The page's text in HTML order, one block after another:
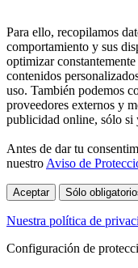
Para ello, recopilamos
comportamiento y sus
optimizar
contenidos
uso. También podemos
proveedores externos y
publicidad online, sólo si
Antes de dar tu
nuestro Aviso de
Aceptar Sólo
Nuestra política de
Configuración de